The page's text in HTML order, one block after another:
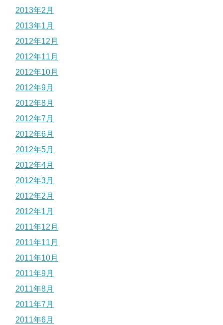
2013年2月
2013年1月
2012年12月
2012年11月
2012年10月
2012年9月
2012年8月
2012年7月
2012年6月
2012年5月
2012年4月
2012年3月
2012年2月
2012年1月
2011年12月
2011年11月
2011年10月
2011年9月
2011年8月
2011年7月
2011年6月